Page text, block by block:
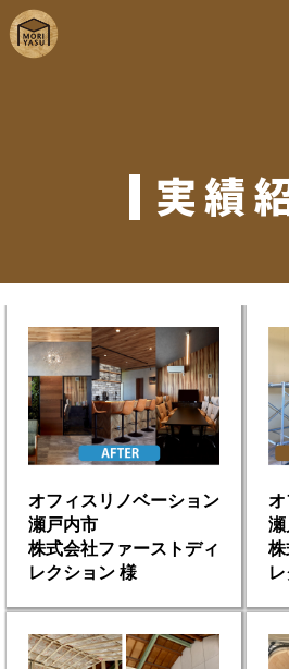
実績
オフィスリノベーション
瀬戸内市
株式会社ファーストディ
レクション 様
オフィスリノベーション
瀬戸内市
株式会社ファーストディ
レクション 様
オ
瀬
株
瀬
株
レ